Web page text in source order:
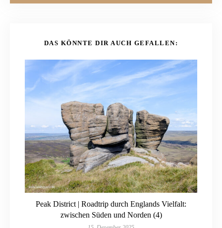
DAS KÖNNTE DIR AUCH GEFALLEN:
Peak District | Roadtrip durch Englands Vielfalt:
zwischen Süden und Norden (4)